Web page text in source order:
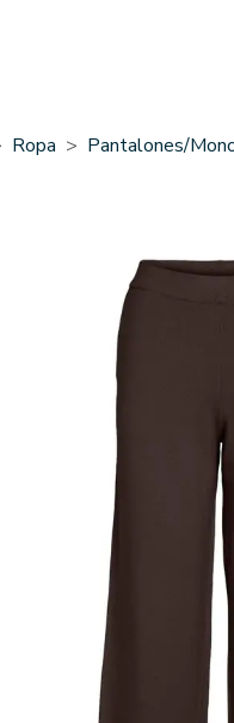
Ropa Pantalones/